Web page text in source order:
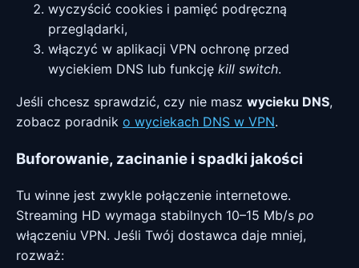
wyczyścić cookies i pamięć podręczną
przeglądarki,
włączyć w aplikacji VPN ochronę przed
wyciekiem DNS lub funkcję kill switch.
Jeśli chcesz sprawdzić, czy nie masz wycieku DNS,
zobacz poradnik o wyciekach DNS w VPN.
Buforowanie, zacinanie i spadki jakości
Tu winne jest zwykle połączenie internetowe.
Streaming HD wymaga stabilnych 10–15 Mb/s po
włączeniu VPN. Jeśli Twój dostawca daje mniej,
rozważ: